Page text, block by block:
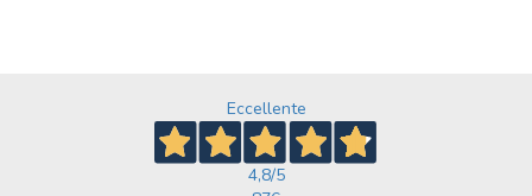
Eccellente
4,8/5